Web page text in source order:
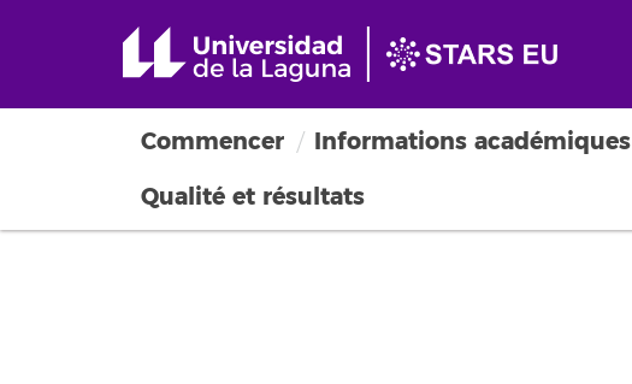
Commencer Informations académiques
Qualité et résultats